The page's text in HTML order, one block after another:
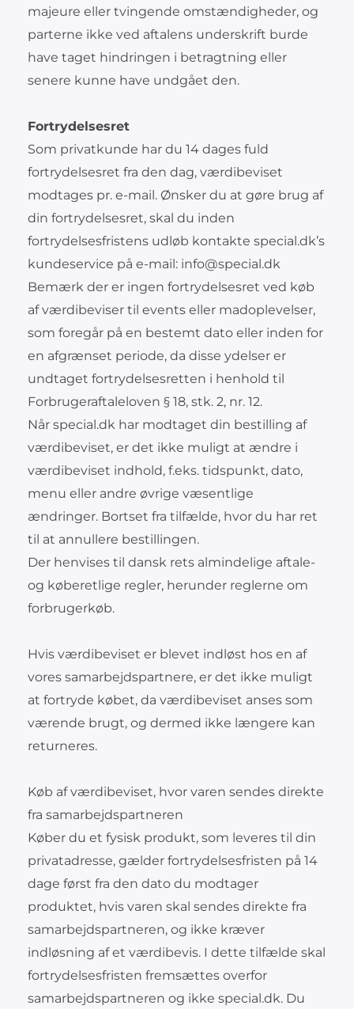
majeure eller tvingende omstændigheder, og
parterne ikke ved aftalens underskrift burde
have taget hindringen i betragtning eller
senere kunne have undgået den.
Fortrydelsesret
Som privatkunde har du 14 dages fuld
fortrydelsesret fra den dag, værdibeviset
modtages pr. e-mail. Ønsker du at gøre brug af
din fortrydelsesret, skal du inden
fortrydelsesfristens udløb kontakte special.dk’s
kundeservice på e-mail: info@special.dk
Bemærk der er ingen fortrydelsesret ved køb
af værdibeviser til events eller madoplevelser,
som foregår på en bestemt dato eller inden for
en afgrænset periode, da disse ydelser er
undtaget fortrydelsesretten i henhold til
Forbrugeraftaleloven § 18, stk. 2, nr. 12.
Når special.dk har modtaget din bestilling af
værdibeviset, er det ikke muligt at ændre i
værdibeviset indhold, f.eks. tidspunkt, dato,
menu eller andre øvrige væsentlige
ændringer. Bortset fra tilfælde, hvor du har ret
til at annullere bestillingen.
Der henvises til dansk rets almindelige aftale-
og køberetlige regler, herunder reglerne om
forbrugerkøb.
Hvis værdibeviset er blevet indløst hos en af
vores samarbejdspartnere, er det ikke muligt
at fortryde købet, da værdibeviset anses som
værende brugt, og dermed ikke længere kan
returneres.
Køb af værdibeviset, hvor varen sendes direkte
fra samarbejdspartneren
Køber du et fysisk produkt, som leveres til din
privatadresse, gælder fortrydelsesfristen på 14
dage først fra den dato du modtager
produktet, hvis varen skal sendes direkte fra
samarbejdspartneren, og ikke kræver
indløsning af et værdibevis. I dette tilfælde skal
fortrydelsesfristen fremsættes overfor
samarbejdspartneren og ikke special.dk. Du